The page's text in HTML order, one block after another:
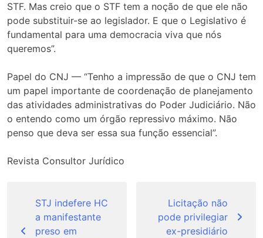
STF. Mas creio que o STF tem a noção de que ele não
pode substituir-se ao legislador. E que o Legislativo é
fundamental para uma democracia viva que nós
queremos”.
Papel do CNJ — “Tenho a impressão de que o CNJ tem
um papel importante de coordenação de planejamento
das atividades administrativas do Poder Judiciário. Não
o entendo como um órgão repressivo máximo. Não
penso que deva ser essa sua função essencial”.
Revista Consultor Jurídico
Post
STJ indefere HC
a manifestante
preso em
Licitação não
pode privilegiar
ex-presidiário